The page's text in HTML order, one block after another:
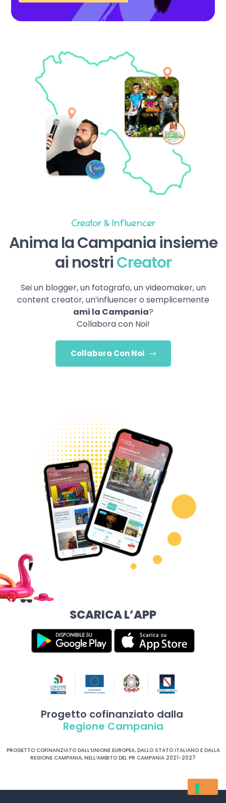
Creator & Influencer
Anima la Campania insieme
ai nostriCreator
Sei un blogger, un fotografo, un videomaker, un
content creator, un’influencer o semplicemente
ami la Campania?
Collabora con Noi!
Collabora Con Noi
SCARICA L’APP
Progetto cofinanziato dalla
Regione Campania
PROGETTO COFINANZIATO DALL’UNIONE EUROPEA, DALLO STATO ITALIANO E DALLA
REGIONE CAMPANIA, NELL’AMBITO DEL PR CAMPANIA 2021-2027